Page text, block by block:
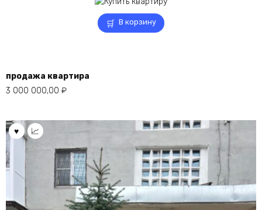
В корзину
продажа квартира
3 000 000,00 ₽